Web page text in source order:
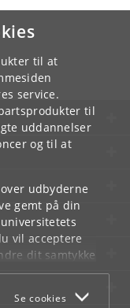
til at
service.
til
uddannelser
og til at
udbyderne
gemt på din
vil acceptere
dit samtykke
du finder i
Se cookies